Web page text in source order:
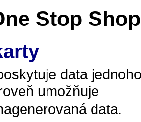
Stop Shop
data
umožňuje
data.